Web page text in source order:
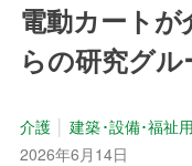
電動カート
らの研究グ
介護
建築･設備･福祉
2026年6月14日